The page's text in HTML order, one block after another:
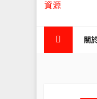
資源
關